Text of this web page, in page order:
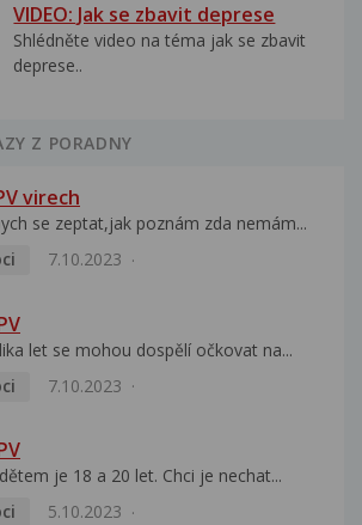
VIDEO: Jak se zbavit deprese
Shlédněte video na téma jak se zbavit
deprese..
Z PORADNY
virech
se zeptat,jak poznám zda nemám...
7.10.2023
let se mohou dospělí očkovat na...
7.10.2023
je 18 a 20 let. Chci je nechat...
5.10.2023